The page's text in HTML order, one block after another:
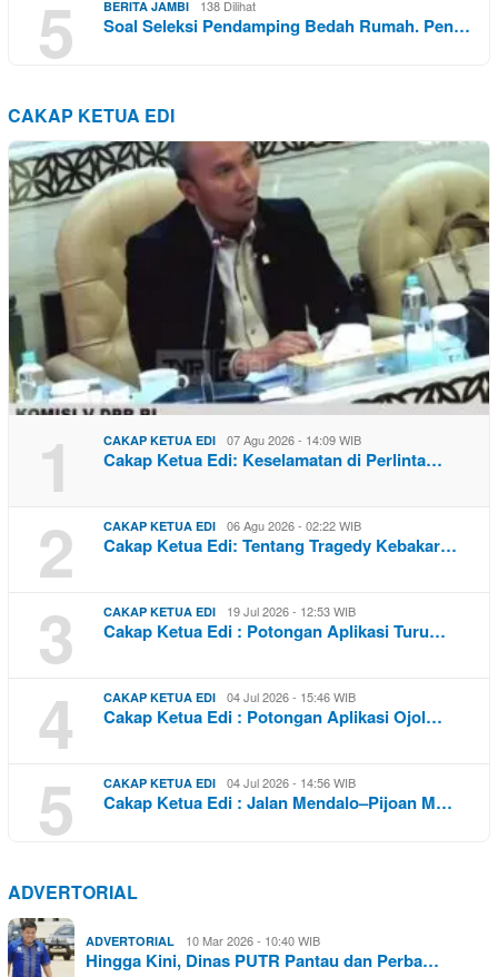
5 BERITA JAMBI 138 Dilihat
Soal Seleksi Pendamping Bedah Rumah. Pen…
CAKAP KETUA EDI
1 CAKAP KETUA EDI 07 Agu 2026 - 14:09 WIB
Cakap Ketua Edi: Keselamatan di Perlinta…
2 CAKAP KETUA EDI 06 Agu 2026 - 02:22 WIB
Cakap Ketua Edi: Tentang Tragedy Kebakar…
3 CAKAP KETUA EDI 19 Jul 2026 - 12:53 WIB
Cakap Ketua Edi : Potongan Aplikasi Turu…
4 CAKAP KETUA EDI 04 Jul 2026 - 15:46 WIB
Cakap Ketua Edi : Potongan Aplikasi Ojol…
5 CAKAP KETUA EDI 04 Jul 2026 - 14:56 WIB
Cakap Ketua Edi : Jalan Mendalo–Pijoan M…
ADVERTORIAL
ADVERTORIAL 10 Mar 2026 - 10:40 WIB
Hingga Kini, Dinas PUTR Pantau dan Perba…